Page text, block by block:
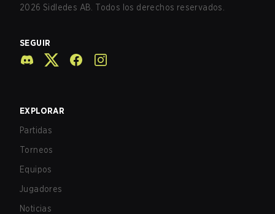
2026 Sidledes AB. Todos los derechos reservados.
SEGUIR
EXPLORAR
Partidas
Torneos
Equipos
Jugadores
Noticias